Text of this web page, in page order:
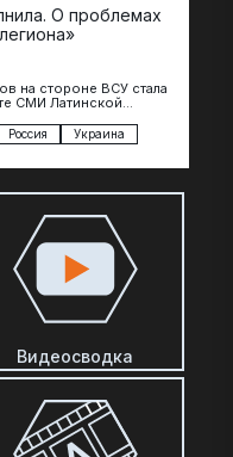
О проблемах
на стороне ВСУ стала
СМИ Латинской
Россия Украина
Видеосводка